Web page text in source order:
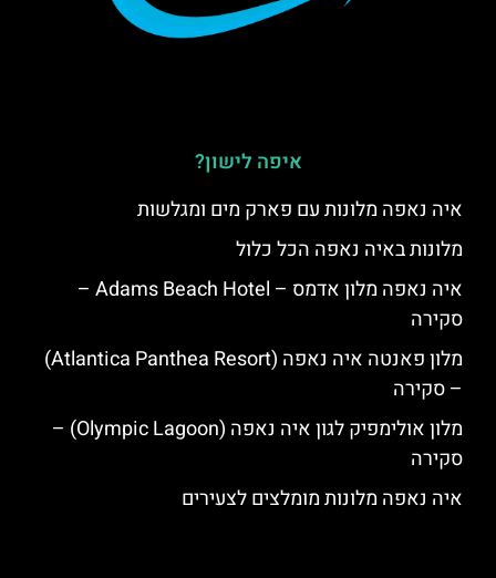
איפה לישון?
איה נאפה מלונות עם פארק מים ומגלשות
מלונות באיה נאפה הכל כלול
איה נאפה מלון אדמס – Adams Beach Hotel –
סקירה
מלון פאנטה איה נאפה (Atlantica Panthea Resort)
– סקירה
מלון אולימפיק לגון איה נאפה (Olympic Lagoon) –
סקירה
איה נאפה מלונות מומלצים לצעירים